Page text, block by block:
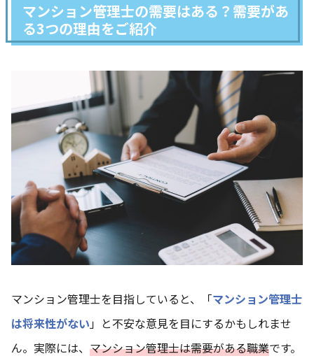
マンション管理士の需要はある？需要があ
る3つの理由をご紹介
マンション管理士を目指していると、「マンション管理士
は将来性がない」と不安な意見を目にするかもしれませ
ん。実際には、 マンション管理士は需要がある職業です。